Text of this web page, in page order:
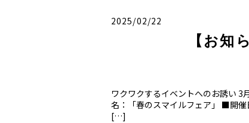
2025/02/22
【お知
ワクワクするイベントへのお誘い
名：「春のスマイルフェア」 ■開
[…]